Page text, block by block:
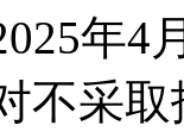
年4
不采